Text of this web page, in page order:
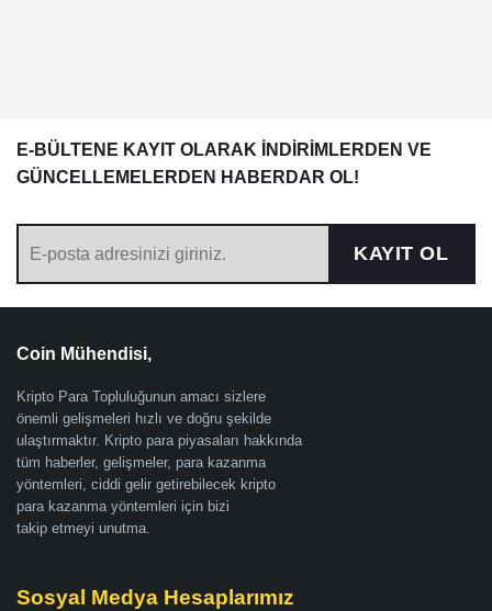
E-BÜLTENE KAYIT OLARAK İNDİRİMLERDEN VE
GÜNCELLEMELERDEN HABERDAR OL!
KAYIT OL
Coin Mühendisi,
Kripto Para Topluluğunun amacı sizlere
önemli gelişmeleri hızlı ve doğru şekilde
ulaştırmaktır. Kripto para piyasaları hakkında
tüm haberler, gelişmeler, para kazanma
yöntemleri, ciddi gelir getirebilecek kripto
para kazanma yöntemleri için bizi
takip etmeyi unutma.
Sosyal Medya Hesaplarımız